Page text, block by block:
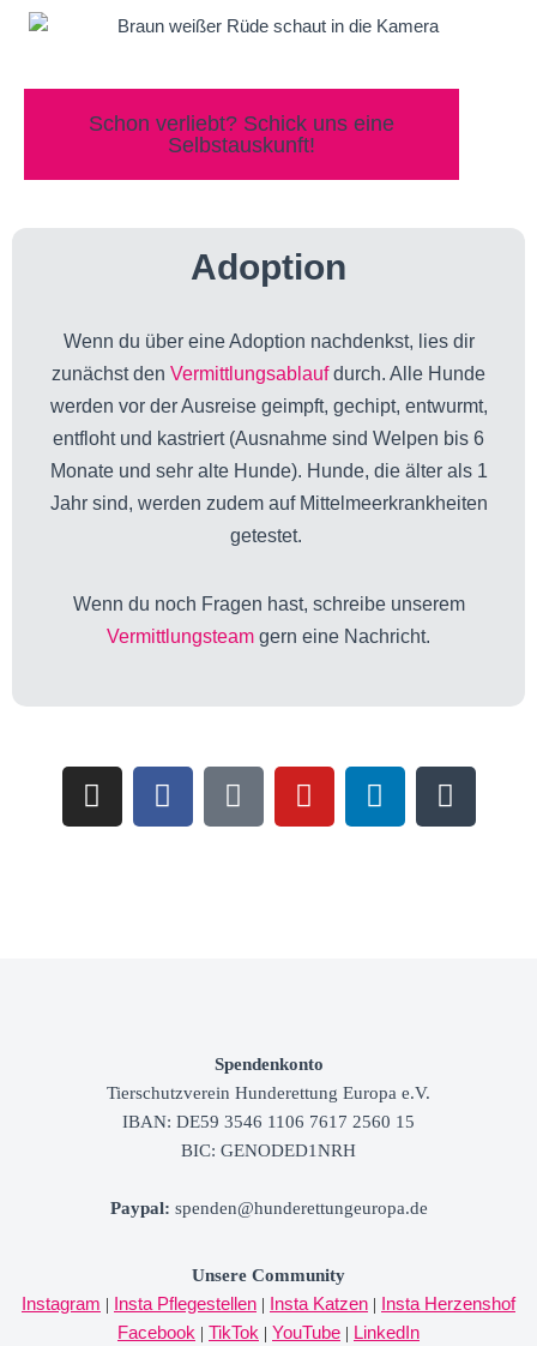
Schon verliebt? Schick uns eine
Selbstauskunft!
Adoption
Wenn du über eine Adoption nachdenkst, lies dir
zunächst den Vermittlungsablaufdurch. Alle Hunde
werden vor der Ausreise geimpft, gechipt, entwurmt,
entfloht und kastriert (Ausnahme sind Welpen bis 6
Monate und sehr alte Hunde). Hunde, die älter als 1
Jahr sind, werden zudem auf Mittelmeerkrankheiten
getestet.
Wenn du noch Fragen hast, schreibe unserem
Vermittlungsteam gern eine Nachricht.
Spendenkonto
Tierschutzverein Hunderettung Europa e.V.
IBAN: DE59 3546 1106 7617 2560 15
BIC: GENODED1NRH
Paypal: spenden@hunderettungeuropa.de
Unsere Community
Instagram | Insta Pflegestellen | Insta Katzen | Insta Herzenshof
Facebook | TikTok | YouTube | LinkedIn